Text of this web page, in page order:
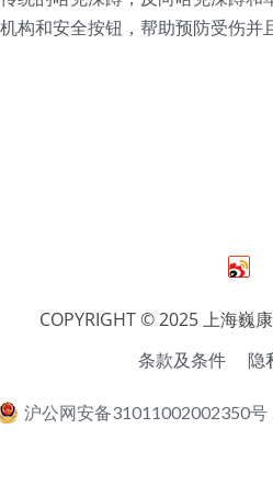
构和安全按钮，帮助预防受伤并
COPYRIGHT © 2025 上海巍
条款及条件
隐
沪公网安备31011002002350号